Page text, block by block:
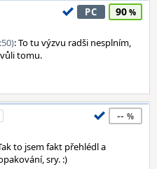
PC 90
: To tu výzvu radši nesplním,
tomu.
--
to jsem fakt přehlédl a
sry. :)